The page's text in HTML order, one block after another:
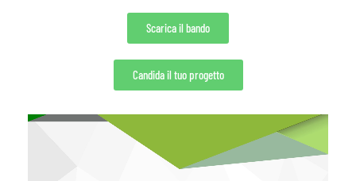
Scarica il bando
Candida il tuo progetto